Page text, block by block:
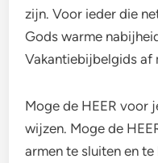
zijn. Voor ieder die
Gods warme
Vakantiebijbelgids af
Moge de HEER voor
wijzen. Moge de
armen te sluiten en